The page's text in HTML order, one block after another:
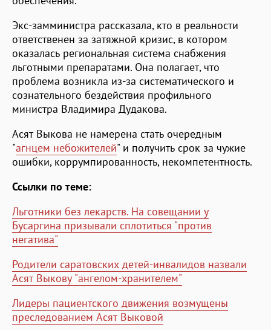
Экс-замминистра рассказала, кто в реальности
ответственен за затяжной кризис, в котором
оказалась региональная система снабжения
льготными препаратами. Она полагает, что
проблема возникла из-за систематического и
сознательного бездействия профильного
министра Владимира Дудакова.
Асят Выкова не намерена стать очередным
"агнцем небожителей" и получить срок за чужие
ошибки, коррумпированность, некомпетентность.
Ссылки по теме:
Льготники без лекарств. На совещании у
Бусаргина призывали сплотиться "против
негатива"
Родители саратовских детей-инвалидов назвали
Асят Выкову "ангелом-хранителем"
Лидеры пациентского движения возмущены
преследованием Асят Выковой